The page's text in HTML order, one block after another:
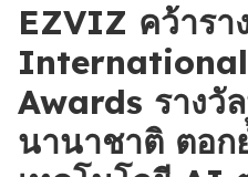
EZVIZ คว้ารา
Awards รางวั
นานาชาติ ตอก